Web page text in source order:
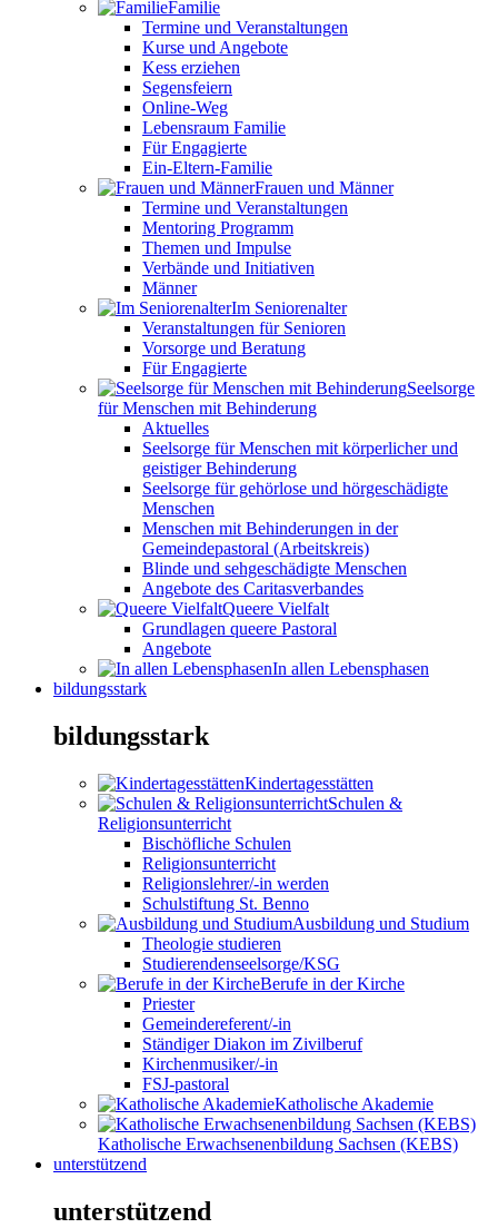
Familie
Termine und Veranstaltungen
Kurse und Angebote
Kess erziehen
Segensfeiern
Online-Weg
Lebensraum Familie
Für Engagierte
Ein-Eltern-Familie
Frauen und Männer
Termine und Veranstaltungen
Mentoring Programm
Themen und Impulse
Verbände und Initiativen
Männer
Im Seniorenalter
Veranstaltungen für Senioren
Vorsorge und Beratung
Für Engagierte
Seelsorge
für Menschen mit Behinderung
Aktuelles
Seelsorge für Menschen mit körperlicher und
geistiger Behinderung
Seelsorge für gehörlose und hörgeschädigte
Menschen
Menschen mit Behinderungen in der
Gemeindepastoral (Arbeitskreis)
Blinde und sehgeschädigte Menschen
Angebote des Caritasverbandes
Queere Vielfalt
Grundlagen queere Pastoral
Angebote
In allen Lebensphasen
bildungsstark
bildungsstark
Kindertagesstätten
Schulen &
Religionsunterricht
Bischöfliche Schulen
Religionsunterricht
Religionslehrer/-in werden
Schulstiftung St. Benno
Ausbildung und Studium
Theologie studieren
Studierendenseelsorge/KSG
Berufe in der Kirche
Priester
Gemeindereferent/-in
Ständiger Diakon im Zivilberuf
Kirchenmusiker/-in
FSJ-pastoral
Katholische Akademie
Katholische Erwachsenenbildung Sachsen (KEBS)
unterstützend
unterstützend